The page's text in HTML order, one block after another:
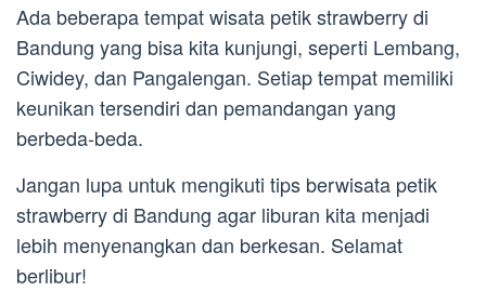
Ada beberapa tempat wisata petik strawberry di
Bandung yang bisa kita kunjungi, seperti Lembang,
Ciwidey, dan Pangalengan. Setiap tempat memiliki
keunikan tersendiri dan pemandangan yang
berbeda-beda.
Jangan lupa untuk mengikuti tips berwisata petik
strawberry di Bandung agar liburan kita menjadi
lebih menyenangkan dan berkesan. Selamat
berlibur!